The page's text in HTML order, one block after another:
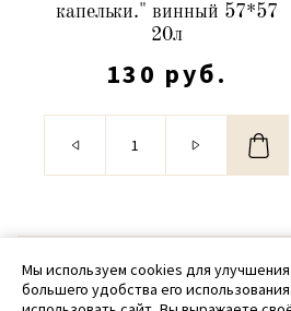
капельки." винный 57*57
20л
130 руб.
© 2020 - 2026
+ 7 (918) 699-
Мы используем cookies для
большего удобства его